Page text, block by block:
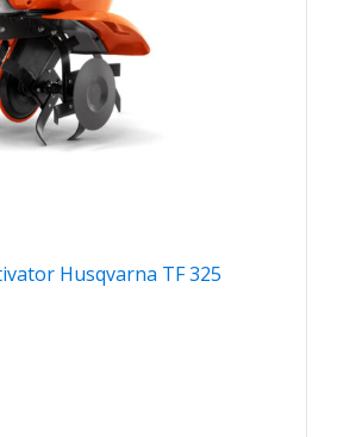
Husqvarna TF 325